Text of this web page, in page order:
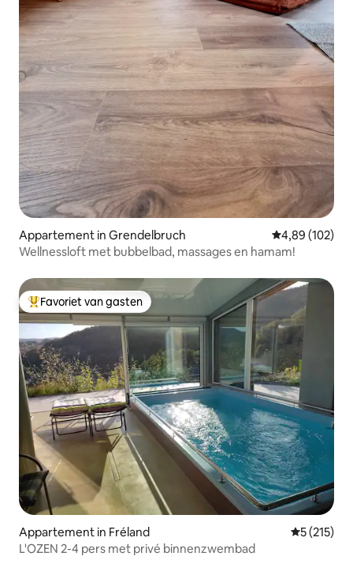
Appartement in Grendelbruch Gemiddelde
4,89 (102)
Wellnessloft met bubbelbad, massages en hamam!
Topfavoriet van gasten
Favoriet van gasten
Appartement in Fréland
5 (215)
L'OZEN 2-4 pers met privé binnenzwembad